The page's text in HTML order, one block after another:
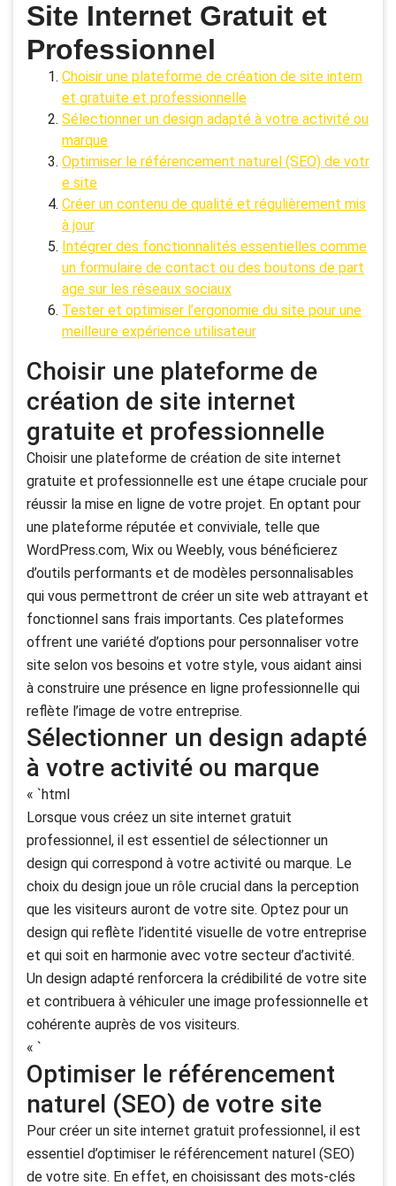
Site Internet Gratuit et
Professionnel
Choisir une plateforme de création de site intern
et gratuite et professionnelle
Sélectionner un design adapté à votre activité ou
marque
Optimiser le référencement naturel (SEO) de votr
e site
Créer un contenu de qualité et régulièrement mis
à jour
Intégrer des fonctionnalités essentielles comme
un formulaire de contact ou des boutons de part
age sur les réseaux sociaux
Tester et optimiser l’ergonomie du site pour une
meilleure expérience utilisateur
Choisir une plateforme de
création de site internet
gratuite et professionnelle
Choisir une plateforme de création de site internet
gratuite et professionnelle est une étape cruciale pour
réussir la mise en ligne de votre projet. En optant pour
une plateforme réputée et conviviale, telle que
WordPress.com, Wix ou Weebly, vous bénéficierez
d’outils performants et de modèles personnalisables
qui vous permettront de créer un site web attrayant et
fonctionnel sans frais importants. Ces plateformes
offrent une variété d’options pour personnaliser votre
site selon vos besoins et votre style, vous aidant ainsi
à construire une présence en ligne professionnelle qui
reflète l’image de votre entreprise.
Sélectionner un design adapté
à votre activité ou marque
« `html
Lorsque vous créez un site internet gratuit
professionnel, il est essentiel de sélectionner un
design qui correspond à votre activité ou marque. Le
choix du design joue un rôle crucial dans la perception
que les visiteurs auront de votre site. Optez pour un
design qui reflète l’identité visuelle de votre entreprise
et qui soit en harmonie avec votre secteur d’activité.
Un design adapté renforcera la crédibilité de votre site
et contribuera à véhiculer une image professionnelle et
cohérente auprès de vos visiteurs.
« `
Optimiser le référencement
naturel (SEO) de votre site
Pour créer un site internet gratuit professionnel, il est
essentiel d’optimiser le référencement naturel (SEO)
de votre site. En effet, en choisissant des mots-clés